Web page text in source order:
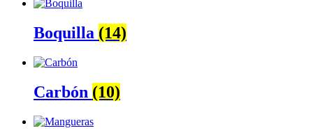
Boquilla (14)
Carbón (10)